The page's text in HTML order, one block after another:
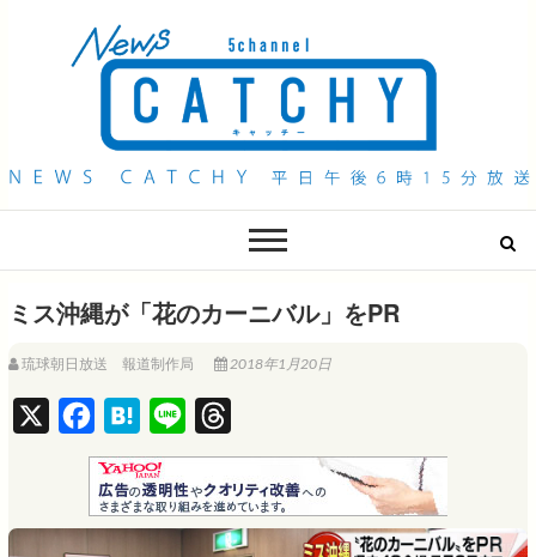
QAB NEWS Headline
ミス沖縄が「花のカーニバル」をPR
琉球朝日放送 報道制作局 2018年1月20日
a
c
e
H
a
t
e
i
n
e
h
r
e